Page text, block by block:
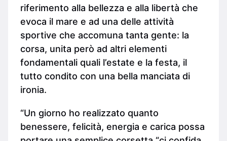
riferimento alla bellezza e alla libertà che
evoca il mare e ad una delle attività
sportive che accomuna tanta gente: la
corsa, unita però ad altri elementi
fondamentali quali l’estate e la festa, il
tutto condito con una bella manciata di
ironia.
“Un giorno ho realizzato quanto
benessere, felicità, energia e carica possa